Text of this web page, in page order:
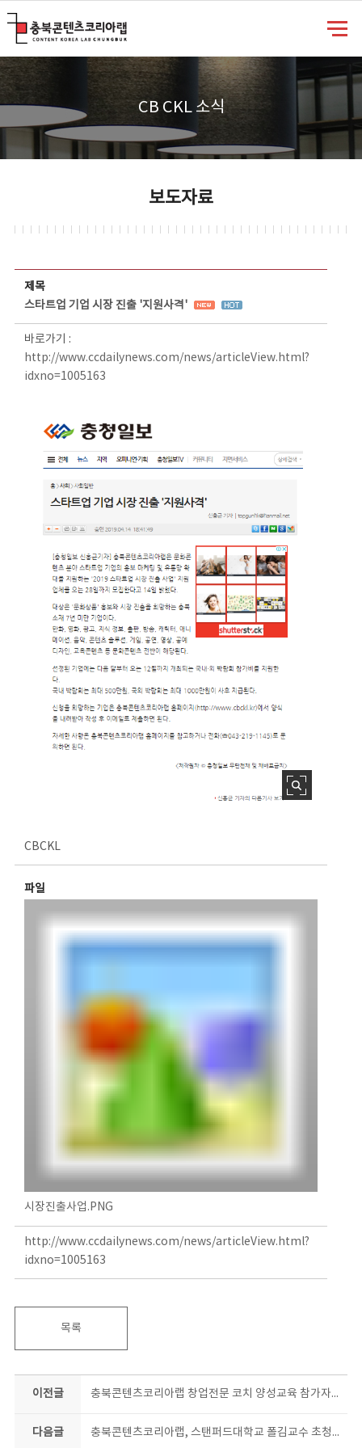
CB CKL 소식
보도자료
제목
스타트업 기업 시장 진출 '지원사격'
바로가기 :
http://www.ccdailynews.com/news/articleView.html?
idxno=1005163
CBCKL
파일
시장진출사업.PNG
http://www.ccdailynews.com/news/articleView.html?
idxno=1005163
목록
이전글 충북콘텐츠코리아랩 창업전문 코치 양성교육 참가자 모집
다음글 충북콘텐츠코리아랩, 스탠퍼드대학교 폴김교수 초청강연